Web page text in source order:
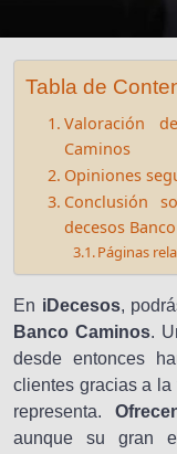
Tabla de
Valoración
Caminos
Opiniones
Conclusión
decesos
Páginas
En iDecesos,
Banco Caminos.
desde entonces
clientes gracias a
representa.
aunque su gran